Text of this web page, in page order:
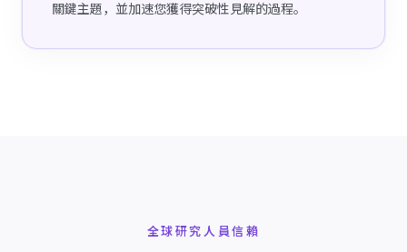
關鍵主題，並加速您獲得突破性見解的過程。
全球研究人員信賴